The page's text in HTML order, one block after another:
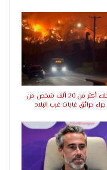
كندا: إجلاء أكثر من 20 ألف شخص من
جراء حرائق غابات غرب البلاد